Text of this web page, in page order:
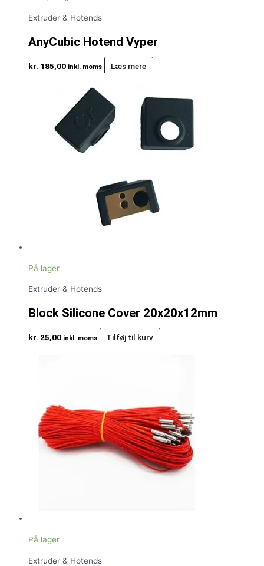
Extruder & Hotends
AnyCubic Hotend Vyper
kr. 185,00 inkl. moms Læs mere
På lager
Extruder & Hotends
Block Silicone Cover 20x20x12mm
kr. 25,00 inkl. moms Tilføj til kurv
På lager
Extruder & Hotends